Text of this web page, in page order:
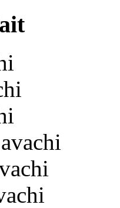
i
i
i
i
i
i